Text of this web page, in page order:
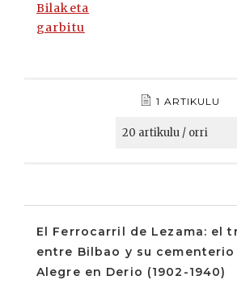
Bilaketa
garbitu
1 ARTIKULU
El Ferrocarril de Lezama: el
entre Bilbao y su cementerio
Alegre en Derio (1902-1940)